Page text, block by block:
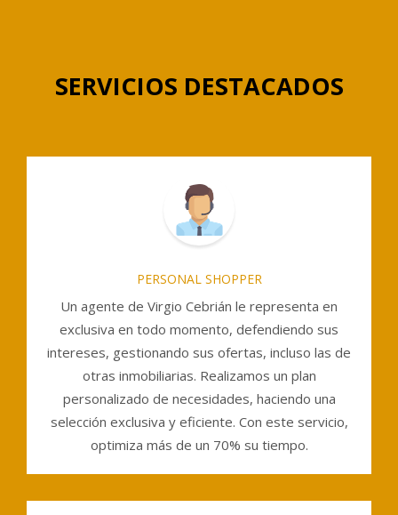
SERVICIOS DESTACADOS
PERSONAL SHOPPER
Un agente de Virgio Cebrián le representa en
exclusiva en todo momento, defendiendo sus
intereses, gestionando sus ofertas, incluso las de
otras inmobiliarias. Realizamos un plan
personalizado de necesidades, haciendo una
selección exclusiva y eficiente. Con este servicio,
optimiza más de un 70% su tiempo.